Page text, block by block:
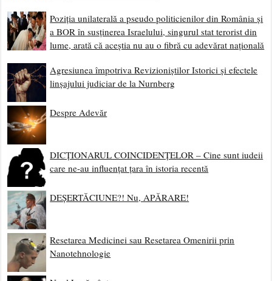
Poziția unilaterală a pseudo politicienilor din România și
a BOR în susținerea Israelului, singurul stat terorist din
lume, arată că aceștia nu au o fibră cu adevărat națională
Agresiunea împotriva Revizioniștilor Istorici și efectele
linșajului judiciar de la Nurnberg
Despre Adevăr
DICȚIONARUL COINCIDENȚELOR – Cine sunt iudeii
care ne-au influențat țara în istoria recentă
DEȘERTĂCIUNE?! Nu, APĂRARE!
Resetarea Medicinei sau Resetarea Omenirii prin
Nanotehnologie